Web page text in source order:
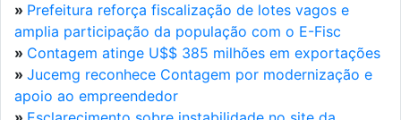
» Prefeitura reforça fiscalização de lotes vagos e
amplia participação da população com o E-Fisc
» Contagem atinge U$$ 385 milhões em exportações
» Jucemg reconhece Contagem por modernização e
apoio ao empreendedor